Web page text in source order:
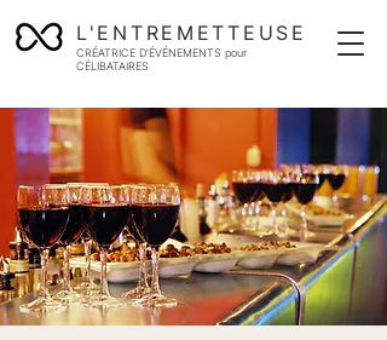
L'ENTREMETTEUSE
CRÉATRICE D'ÉVÉNEMENTS pour
CÉLIBATAIRES